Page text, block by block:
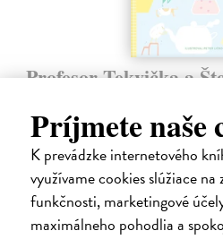
Príjmete naše
K prevádzke internetového
využívame cookies slúžiace
funkčnosti, marketingové
maximálneho pohodlia a
Profesor Tekvička a
Šušaníková Ivana| Kniha
Vedeli ste, že si doma môžete vyrobiť
recyklovaný papier aj dúhu?
jednoduchých pokusov s bežnými
Na sklade ?
14,20 €